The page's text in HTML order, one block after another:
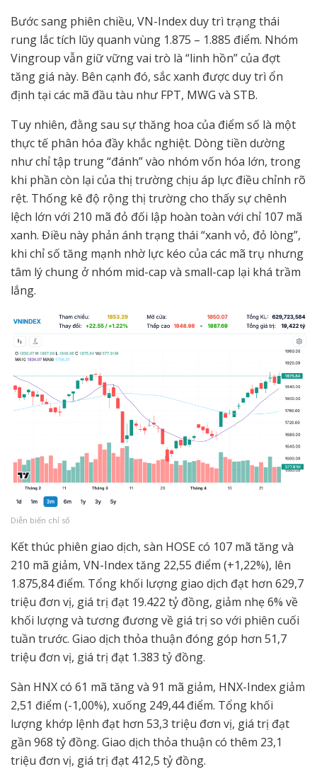
Bước sang phiên chiều, VN-Index duy trì trạng thái
rung lắc tích lũy quanh vùng 1.875 – 1.885 điểm. Nhóm
Vingroup vẫn giữ vững vai trò là “linh hồn” của đợt
tăng giá này. Bên cạnh đó, sắc xanh được duy trì ổn
định tại các mã đầu tàu như FPT, MWG và STB.
Tuy nhiên, đằng sau sự thăng hoa của điểm số là một
thực tế phân hóa đầy khắc nghiệt. Dòng tiền dường
như chỉ tập trung “đánh” vào nhóm vốn hóa lớn, trong
khi phần còn lại của thị trường chịu áp lực điều chỉnh rõ
rệt. Thống kê độ rộng thị trường cho thấy sự chênh
lệch lớn với 210 mã đỏ đối lập hoàn toàn với chỉ 107 mã
xanh. Điều này phản ánh trạng thái “xanh vỏ, đỏ lòng”,
khi chỉ số tăng mạnh nhờ lực kéo của các mã trụ nhưng
tâm lý chung ở nhóm mid-cap và small-cap lại khá trầm
lắng.
Diễn biến chỉ số
Kết thúc phiên giao dịch, sàn HOSE có 107 mã tăng và
210 mã giảm, VN-Index tăng 22,55 điểm (+1,22%), lên
1.875,84 điểm. Tổng khối lượng giao dịch đạt hơn 629,7
triệu đơn vị, giá trị đạt 19.422 tỷ đồng, giảm nhẹ 6% về
khối lượng và tương đương về giá trị so với phiên cuối
tuần trước. Giao dịch thỏa thuận đóng góp hơn 51,7
triệu đơn vị, giá trị đạt 1.383 tỷ đồng.
Sàn HNX có 61 mã tăng và 91 mã giảm, HNX-Index giảm
2,51 điểm (-1,00%), xuống 249,44 điểm. Tổng khối
lượng khớp lệnh đạt hơn 53,3 triệu đơn vị, giá trị đạt
gần 968 tỷ đồng. Giao dịch thỏa thuận có thêm 23,1
triệu đơn vị, giá trị đạt 412,5 tỷ đồng.